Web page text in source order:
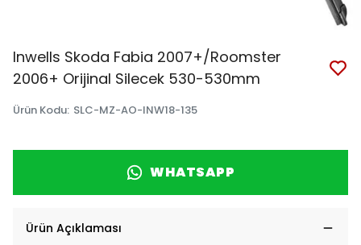
Inwells Skoda Fabia 2007+/Roomster
2006+ Orijinal Silecek 530-530mm
Ürün Kodu: SLC-MZ-AO-INW18-135
WHATSAPP
Ürün Açıklaması